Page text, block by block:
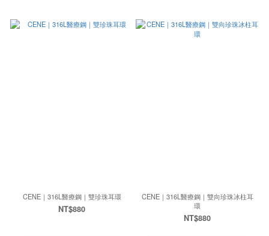
CENE｜316L醫療鋼｜雙珍珠耳環
NT$880
CENE｜316L醫療鋼｜雙向珍珠冰柱耳
環
NT$880